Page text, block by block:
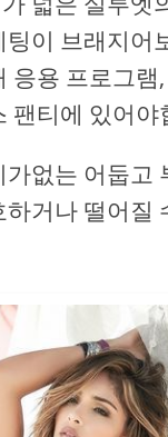
이 브래지어
응용 프로그램
팬티에 있어야
없는 어둡고
거나 떨어질